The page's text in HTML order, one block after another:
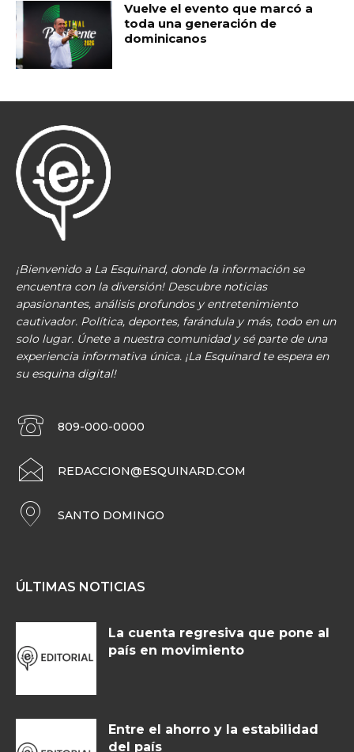
Vuelve el evento que marcó a
toda una generación de
dominicanos
¡Bienvenido a La Esquinard, donde la información se
encuentra con la diversión! Descubre noticias
apasionantes, análisis profundos y entretenimiento
cautivador. Política, deportes, farándula y más, todo en un
solo lugar. Únete a nuestra comunidad y sé parte de una
experiencia informativa única. ¡La Esquinard te espera en
su esquina digital!
809-000-0000
REDACCION@ESQUINARD.COM
SANTO DOMINGO
ÚLTIMAS NOTICIAS
La cuenta regresiva que pone al
país en movimiento
Entre el ahorro y la estabilidad
del país